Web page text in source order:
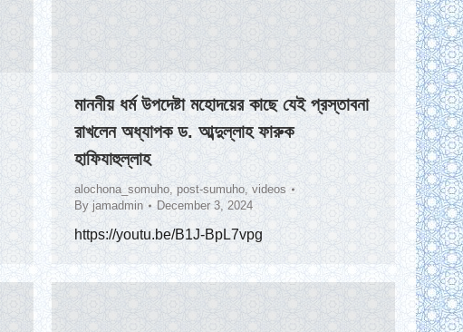
মাননীয় ধর্ম উপদেষ্টা মহোদয়ের কাছে যেই প্রস্তাবনা
রাখলেন অধ্যাপক ড. আব্দুল্লাহ ফারুক
হাফিযাহুল্লাহ
alochona_somuho, post-sumuho, videos
By jamadmin December 3, 2024
https://youtu.be/B1J-BpL7vpg